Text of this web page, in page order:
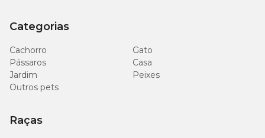
Categorias
Cachorro
Gato
Pássaros
Casa
Jardim
Peixes
Outros pets
Raças